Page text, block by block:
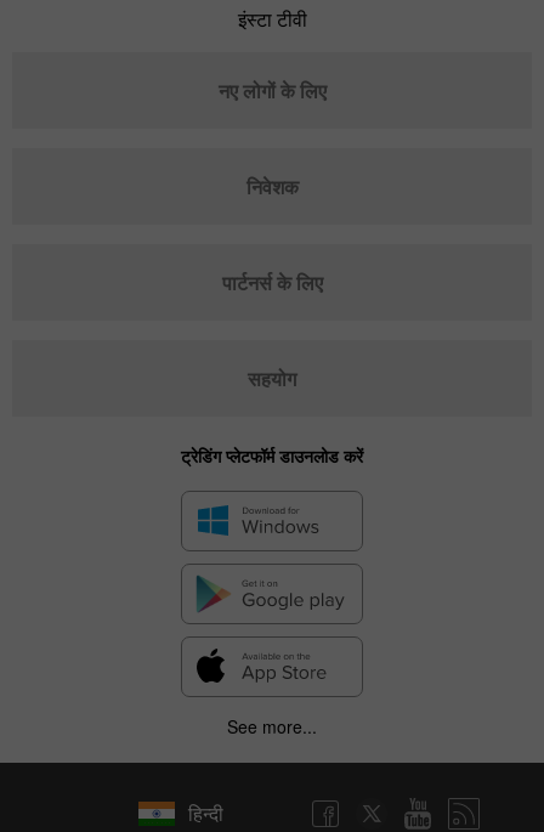
इंस्टा टीवी
नए लोगों के लिए
निवेशक
पार्टनर्स के लिए
सहयोग
ट्रेडिंग प्लेटफॉर्म डाउनलोड करें
See more...
हिन्दी